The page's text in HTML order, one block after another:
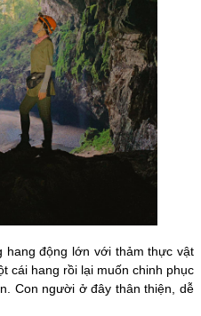
động lớn với thảm thực vật
cái hang rồi lại muốn chinh phục
Con người ở đây thân thiện, dễ